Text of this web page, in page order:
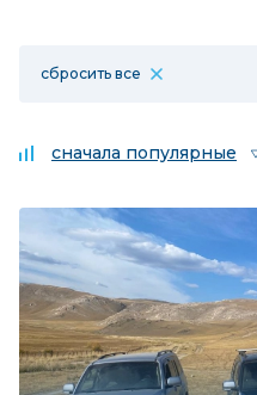
сбросить все
сначала популярные